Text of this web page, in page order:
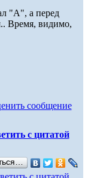
"А", а перед
Время, видимо,
сообщение